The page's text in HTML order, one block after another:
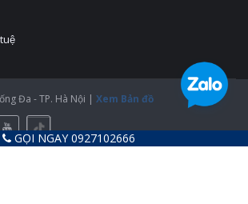
Đa - TP. Hà Nội | Xem Bản đồ
GỌI NGAY 0927102666